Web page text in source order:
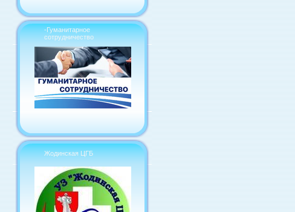
-Гуманитарное
сотрудничество
Жодинская ЦГБ